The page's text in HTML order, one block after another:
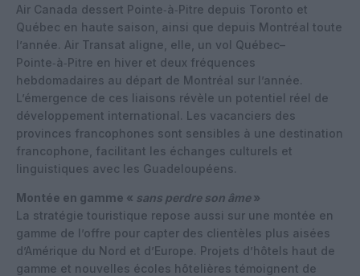
Air Canada dessert Pointe‑à‑Pitre depuis Toronto et
Québec en haute saison, ainsi que depuis Montréal toute
l’année. Air Transat aligne, elle, un vol Québec–
Pointe‑à‑Pitre en hiver et deux fréquences
hebdomadaires au départ de Montréal sur l’année.
L’émergence de ces liaisons révèle un potentiel réel de
développement international. Les vacanciers des
provinces francophones sont sensibles à une destination
francophone, facilitant les échanges culturels et
linguistiques avec les Guadeloupéens.
Montée en gamme « sans perdre son âme»
La stratégie touristique repose aussi sur une montée en
gamme de l’offre pour capter des clientèles plus aisées
d’Amérique du Nord et d’Europe. Projets d’hôtels haut de
gamme et nouvelles écoles hôtelières témoignent de